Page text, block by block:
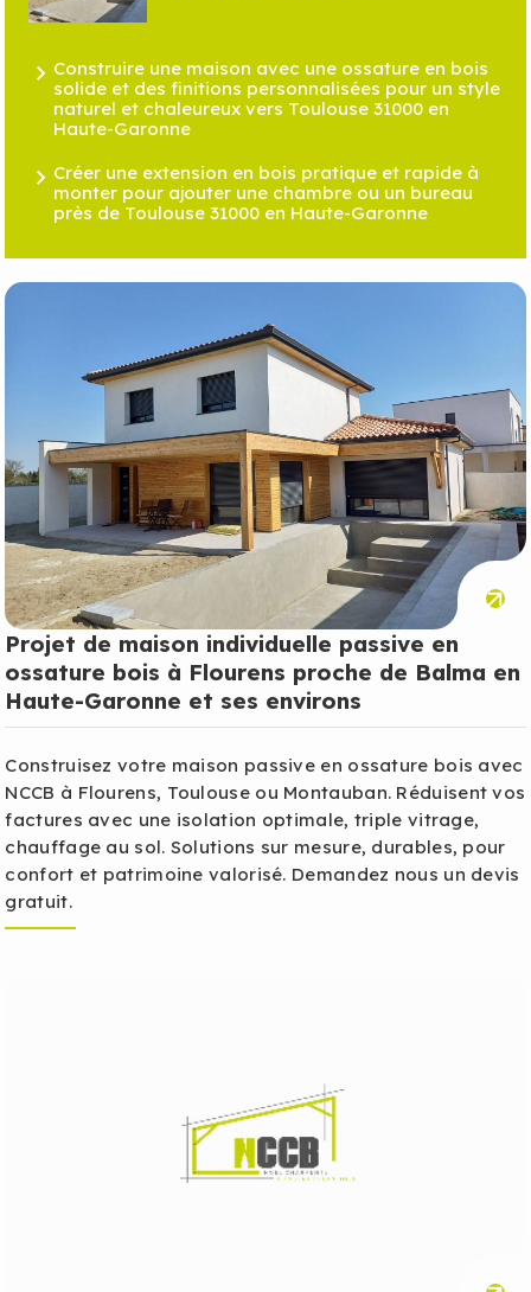
Construire une maison avec une ossature en bois
solide et des finitions personnalisées pour un style
naturel et chaleureux vers Toulouse 31000 en
Haute-Garonne
Créer une extension en bois pratique et rapide à
monter pour ajouter une chambre ou un bureau
près de Toulouse 31000 en Haute-Garonne
Projet de maison individuelle passive en
ossature bois à Flourens proche de Balma en
Haute-Garonne et ses environs
Construisez votre maison passive en ossature bois avec
NCCB à Flourens, Toulouse ou Montauban. Réduisent vos
factures avec une isolation optimale, triple vitrage,
chauffage au sol. Solutions sur mesure, durables, pour
confort et patrimoine valorisé. Demandez nous un devis
gratuit.